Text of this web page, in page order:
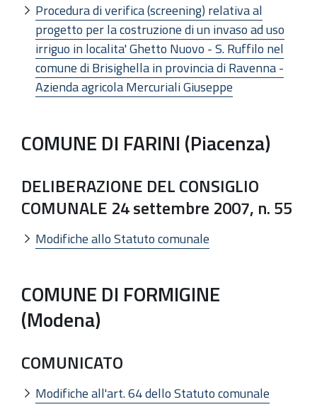
Procedura di verifica (screening) relativa al
progetto per la costruzione di un invaso ad uso
irriguo in localita' Ghetto Nuovo - S. Ruffilo nel
comune di Brisighella in provincia di Ravenna -
Azienda agricola Mercuriali Giuseppe
COMUNE DI FARINI (Piacenza)
DELIBERAZIONE DEL CONSIGLIO
COMUNALE 24 settembre 2007, n. 55
Modifiche allo Statuto comunale
COMUNE DI FORMIGINE
(Modena)
COMUNICATO
Modifiche all'art. 64 dello Statuto comunale